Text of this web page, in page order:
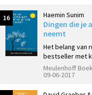
16 Haemin Sunim
Dingen die je
neemt
Het belang van
bestseller met
Meulenhoff
09-06-2017